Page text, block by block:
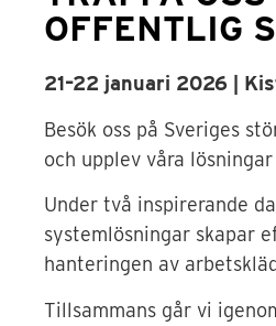
OFFENTLIG
21–22 januari 2026 |
Besök oss på Sveriges
och upplev våra
Under två inspirerande
systemlösningar skapar
hanteringen av
Tillsammans går vi